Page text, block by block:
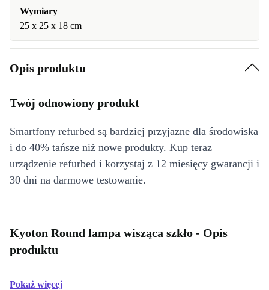
Wymiary
25 x 25 x 18 cm
Opis produktu
Twój odnowiony produkt
Smartfony refurbed są bardziej przyjazne dla środowiska
i do 40% tańsze niż nowe produkty. Kup teraz
urządzenie refurbed i korzystaj z 12 miesięcy gwarancji i
30 dni na darmowe testowanie.
Kyoton Round lampa wisząca szkło - Opis
produktu
Pokaż więcej